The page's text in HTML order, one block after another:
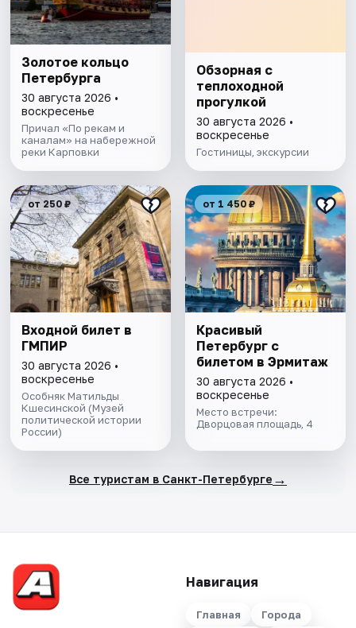
Золотое кольцо
Петербурга
30 августа 2026 •
воскресенье
Причал «По рекам и
каналам» на набережной
реки Карповки
Обзорная с
теплоходной
прогулкой
30 августа 2026 •
воскресенье
Гостиницы, экскурсии
от 250 ₽
Входной билет в
ГМПИР
30 августа 2026 •
воскресенье
Особняк Матильды
Кшесинской (Музей
политической истории
России)
от 1 450 ₽
Красивый
Петербург с
билетом в Эрмитаж
30 августа 2026 •
воскресенье
Место встречи:
Дворцовая площадь, 4
Все туристам в Санкт-Петербурге →
Навигация
Главная Города